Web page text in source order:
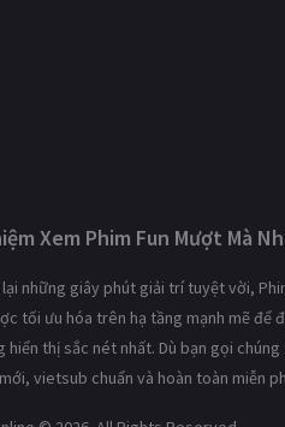
Xem Phim Fun Mượt Mà
những giây phút giải trí tuyệt vời,
tối ưu hóa trên hạ tầng mạnh mẽ
thị sắc nét nhất. Dù bạn gọi
vietsub chuẩn và hoàn toàn miễn